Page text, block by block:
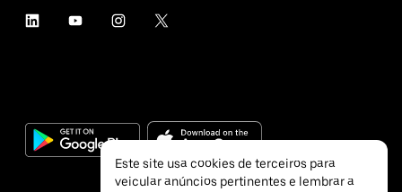
Este site usa cookies de terceiros para
veicular anúncios pertinentes e lembrar a